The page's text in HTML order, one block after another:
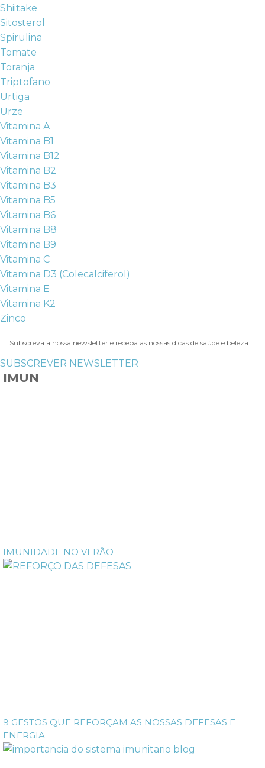
Shiitake
Sitosterol
Spirulina
Tomate
Toranja
Triptofano
Urtiga
Urze
Vitamina A
Vitamina B1
Vitamina B12
Vitamina B2
Vitamina B3
Vitamina B5
Vitamina B6
Vitamina B8
Vitamina B9
Vitamina C
Vitamina D3 (Colecalciferol)
Vitamina E
Vitamina K2
Zinco
Subscreva a nossa newsletter e receba as nossas dicas de saúde e beleza.
SUBSCREVER NEWSLETTER
IMUN
IMUNIDADE NO VERÃO
9 GESTOS QUE REFORÇAM AS NOSSAS DEFESAS E
ENERGIA